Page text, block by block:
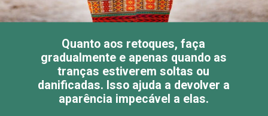
Quanto aos retoques, faça
gradualmente e apenas quando as
tranças estiverem soltas ou
danificadas. Isso ajuda a devolver a
aparência impecável a elas.